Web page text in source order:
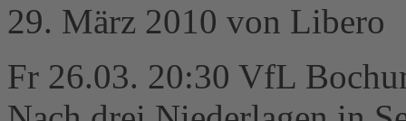
29. März 2010 von Libero
Fr 26.03. 20:30 VfL